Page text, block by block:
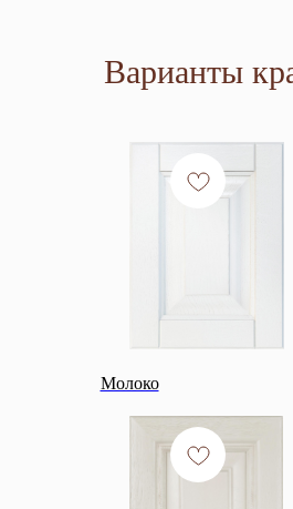
Варианты
Молоко